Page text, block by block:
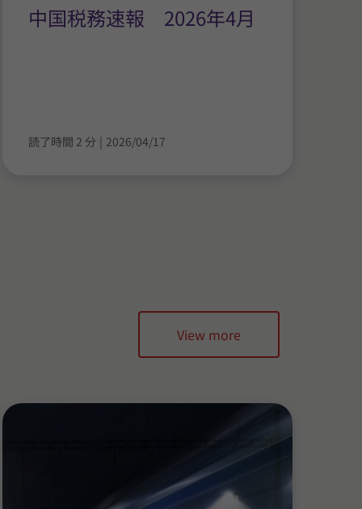
中国税務速報 2026年4月
読了時間 2 分 | 2026/04/17
View more